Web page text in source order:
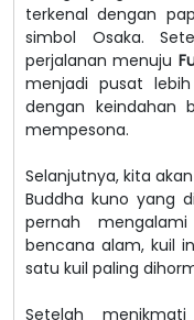
terkenal dengan
simbol Osaka.
perjalanan menuju
menjadi pusat
dengan keindahan
mempesona.
Selanjutnya, kita
Buddha kuno yang
pernah
bencana alam, kuil
satu kuil paling
Setelah